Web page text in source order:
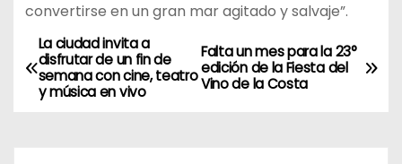
convertirse en un gran mar agitado y salvaje”.
N
a
Falta un mes para la 23°
edición de la Fiesta del
Vino de la Costa
La ciudad invita a
disfrutar de un fin de
semana con cine, teatro
y música en vivo